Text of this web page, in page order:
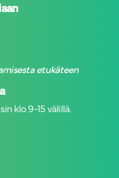
etukäteen
klo 9-15 välillä.